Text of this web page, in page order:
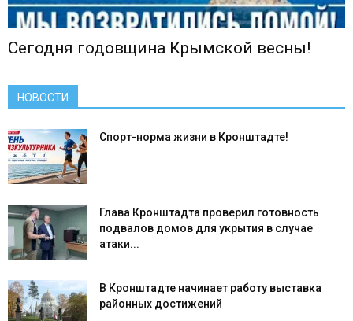
Сегодня годовщина Крымской весны!
НОВОСТИ
Спорт-норма жизни в Кронштадте!
Глава Кронштадта проверил готовность
подвалов домов для укрытия в случае
атаки...
В Кронштадте начинает работу выставка
районных достижений